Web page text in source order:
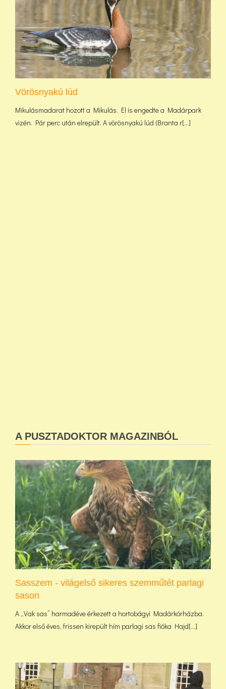
Vörösnyakú lúd
Mikulásmadarat hozott a Mikulás. El is engedte a Madárpark
vizén. Pár perc után elrepült. A vörösnyakú lúd (Branta r[...]
A PUSZTADOKTOR MAGAZINBÓL
Sasszem - világelső sikeres szemműtét parlagi
sason
A „Vak sas” harmadéve érkezett a hortobágyi Madárkórházba.
Akkor első éves, frissen kirepült hím parlagi sas fióka Hajd[...]